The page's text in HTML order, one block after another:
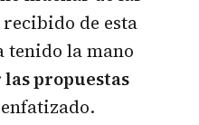
de esta
tenido la mano
las propuestas